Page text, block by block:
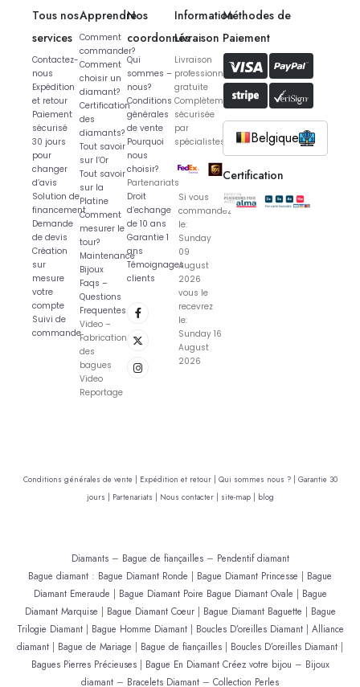
Tous nos
services
Contactez-
nous
Expédition
et retour
Paiement
sécurisé
30 jours
pour
changer
d’avis
Solution de
financement
Demande
de devis
Création
sur
mesure
votre
compte
Suivi de
commande
Apprendre
Comment
commander?
Comment
choisir un
diamant?
Certification
des
diamants?
Tout savoir
sur l’Or
Tout savoir
sur la
Platine
Comment
mesurer le
tour?
Maintenance
Bijoux
Faqs –
Questions
Frequentes
Video –
Fabrication
des
bagues
Video
Reportage
Nos
coordonnés
Qui
sommes –
nous?
Conditions
générales
de vente
Pourquoi
nous
choisir?
Partenariats
Droit
d’echange
de 10 ans
Garantie 1
ans
Témoignages
clients
Information
Livraison
Livraison
professionnelle
gratuite
Complètement
sécurisée
par
spécialistes
Si vous
commandez
le:
Sunday
09
August
2026
vous le
recevrez
le:
Sunday 16
August
2026
Méthodes de
Paiement
Belgique
Certification
Conditions générales de vente | Expédition et retour | Qui sommes nous ? | Garantie 30
jours |
Partenariats | Nous contacter | site-map | blog
Diamants– Bague de fiançailles– Pendentif diamant
Bague diamant : Bague Diamant Ronde | Bague Diamant Princesse | Bague
Diamant Emeraude | Bague Diamant Poire Bague Diamant Ovale | Bague
Diamant Marquise | Bague Diamant Coeur| Bague Diamant Baguette | Bague
Trilogie Diamant| Bague Homme Diamant| Boucles D’oreilles Diamant| Alliance
diamant | Bague de Mariage | Bague de fiançailles | Boucles D’oreilles Diamant |
Bagues Pierres Précieuses| Bague En Diamant Créez votre bijou – Bijoux
diamant – Bracelets Diamant – Collection Perles